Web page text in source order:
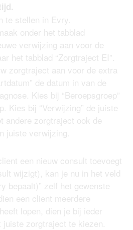
te stellen in Evry.
onder het tabblad
verwijzing aan voor de
het tabblad “Zorgtraject EI”.
zorgtraject aan voor de extra
de datum in van de
Kies bij “Beroepsgroep”
Kies bij “Verwijzing” de juiste
andere zorgtraject ook de
juiste verwijzing.
een nieuw consult toevoegt
wijzigt), kan je nu in het veld
bepaalt)” zelf het gewenste
een client meerdere
lopen, dien je bij ieder
juiste zorgtraject te kiezen.